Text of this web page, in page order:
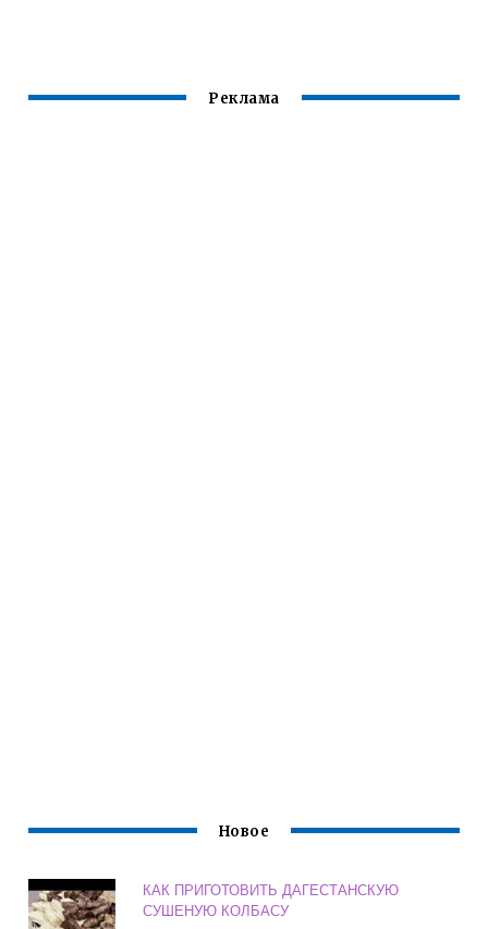
Реклама
Новое
КАК ПРИГОТОВИТЬ ДАГЕСТАНСКУЮ
СУШЕНУЮ КОЛБАСУ